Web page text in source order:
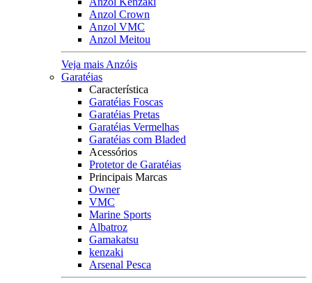
Anzol Crown
Anzol VMC
Anzol Meitou
Veja mais Anzóis
Garatéias
Característica
Garatéias Foscas
Garatéias Pretas
Garatéias Vermelhas
Garatéias com Bladed
Acessórios
Protetor de Garatéias
Principais Marcas
Owner
VMC
Marine Sports
Albatroz
Gamakatsu
kenzaki
Arsenal Pesca